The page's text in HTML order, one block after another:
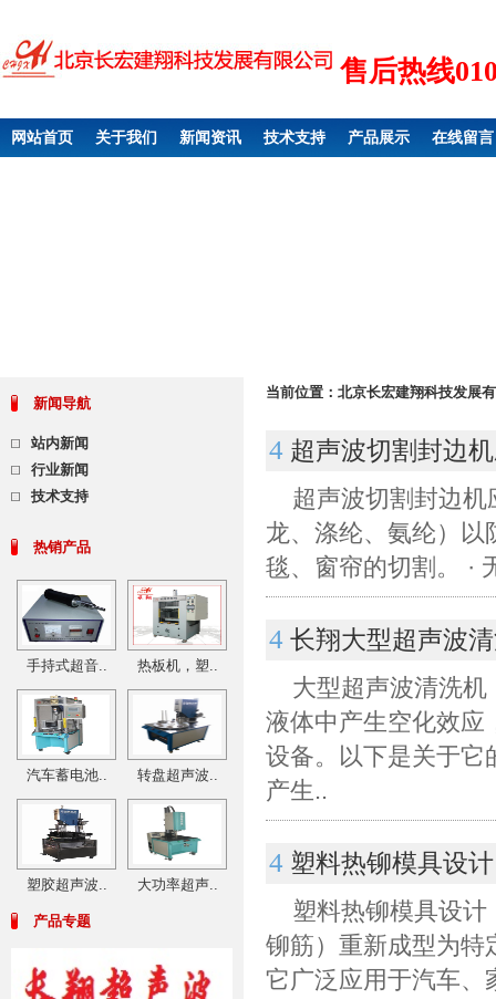
售后热线
网站首页 关于我们 新闻资讯 技术支持 产品展示 在线留言
新闻导航
站内新闻
行业新闻
技术支持
热销产品
手持式超音.. 热板机，塑..
汽车蓄电池.. 转盘超声波..
塑胶超声波.. 大功率超声..
产品专题
当前位置： 北京长宏建翔科技发展
4 超声波切割封边
超声波切割封边机
龙、涤纶、氨纶）以
毯、窗帘的切割。 ·
4 长翔大型超声波
大型超声波清洗
液体中产生空化效应
设备。以下是关于它
产生..
4 塑料热铆模具设
塑料热铆模具设
铆筋）重新成型为特
它广泛应用于汽车、